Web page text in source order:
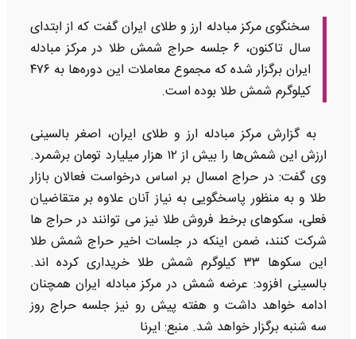
سخنگوی مرکز مبادله ارز و طلای ایران گفت که از ابتدای
سال تاکنون، ۶ جلسه حراج شمش طلا در مرکز مبادله
ایران برگزار شده که مجموع معاملات این دوره‌ها به ۴۷۶
کیلوگرم شمش طلا بوده است.
به گزارش مرکز مبادله ارز و طلای ایران، اصغر بالسینی
ارزش این شمش‌ها را بیش از ۱۲ هزار میلیارد تومان برشمرد.
وی گفت: در حراج امسال بر اساس درخواست فعالان بازار
طلا و به منظور پاسخگویی به نیاز آنان علاوه بر متقاضیان
فعلی، سکوهای برخط فروش طلا نیز می توانند در حراج ها
شرکت کنند، ضمن اینکه در جلسات اخیر حراج شمش طلا
این سکوها ۳۳ کیلوگرم شمش طلا خریداری کرده اند.
بالسینی افزود: عرضه شمش در مرکز مبادله ایران همچنان
ادامه خواهد داشت و هفته پیش رو نیز جلسه حراج روز
سه شنبه برگزار خواهد شد. منبع: ایرنا